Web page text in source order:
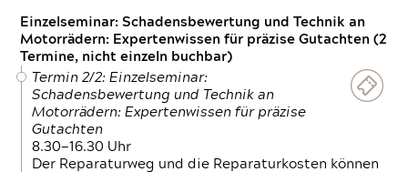
Einzelseminar: Schadensbewertung und Technik an
Motorrädern: Expertenwissen für präzise Gutachten (2
Termine, nicht einzeln buchbar)
Termin 2/2: Einzelseminar:
Schadensbewertung und Technik an
Motorrädern: Expertenwissen für präzise
Gutachten
8.30—16.30 Uhr
Der Reparaturweg und die Reparaturkosten können